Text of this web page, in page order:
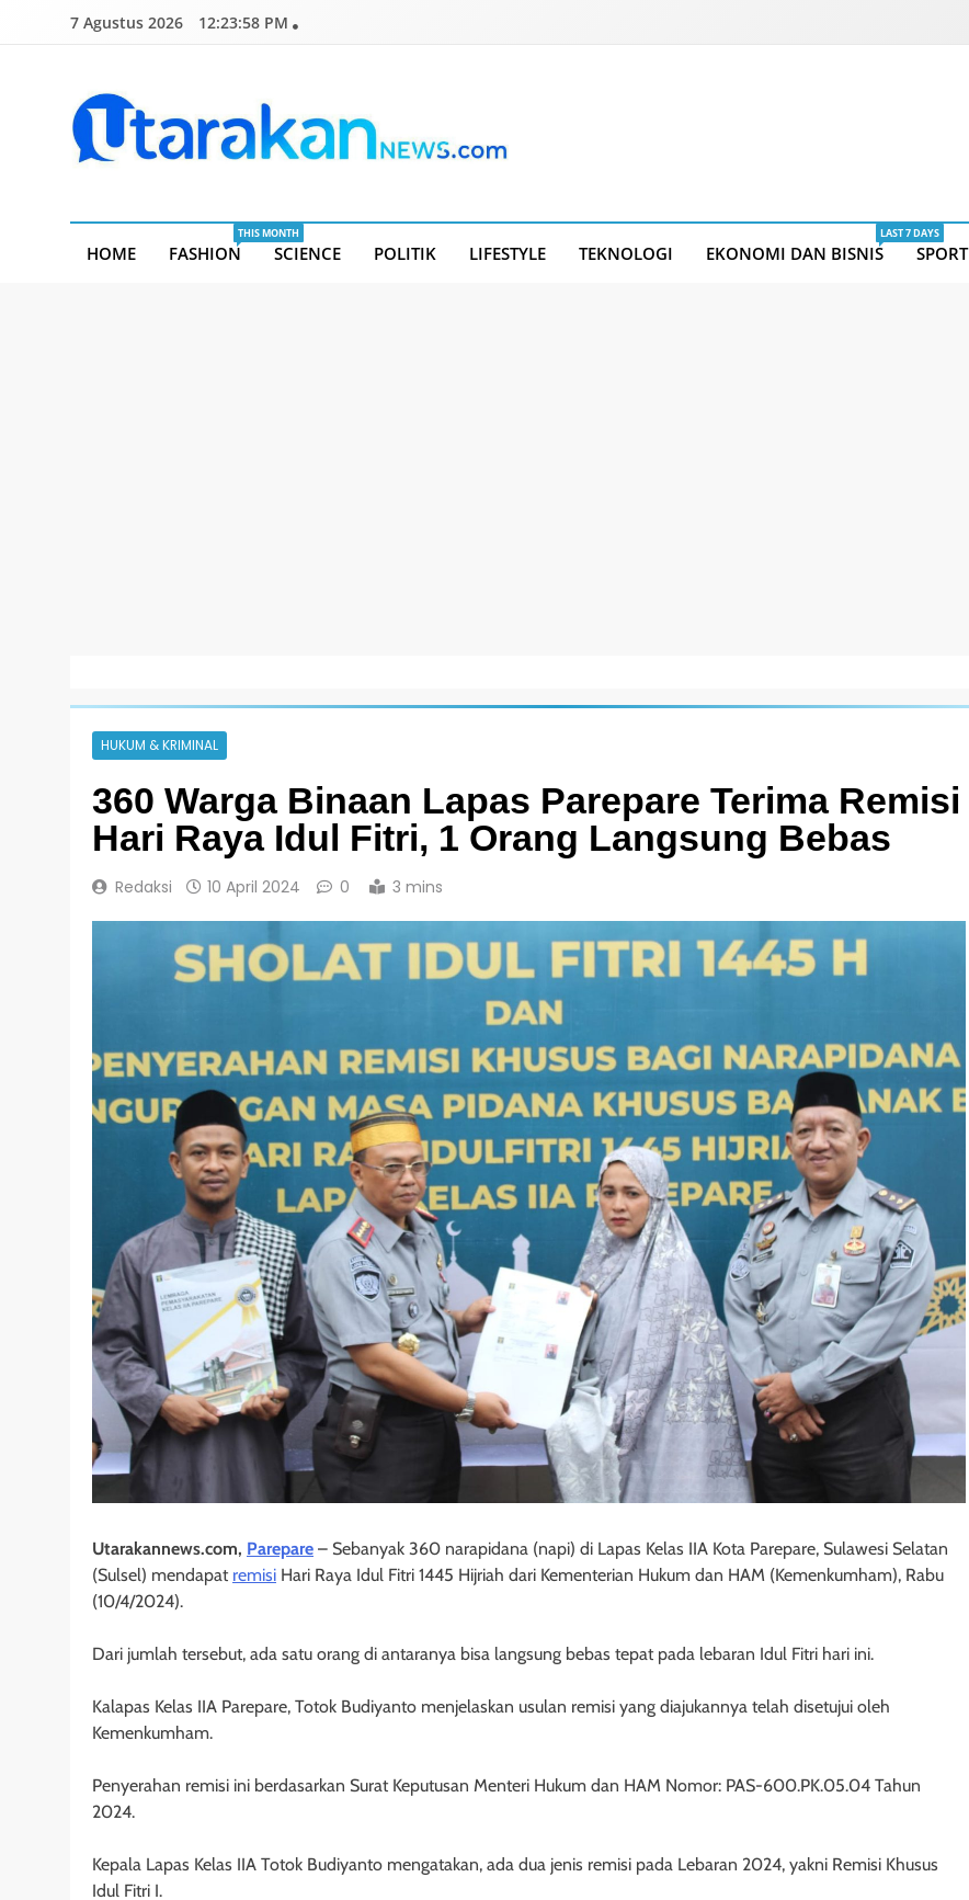
7 Agustus 2026 12:24:00 PM
HOME FASHION
THIS MONTH
SCIENCE POLITIK LIFESTYLE TEKNOLOGI EKONOMI DAN BISNIS
LAST 7 DAYS
SPORT
HUKUM & KRIMINAL
360 Warga Binaan Lapas Parepare Terima Remisi
Hari Raya Idul Fitri, 1 Orang Langsung Bebas
Redaksi 10 April 2024 0 3 mins
Utarakannews.com, Parepare – Sebanyak 360 narapidana (napi) di Lapas Kelas IIA Kota Parepare, Sulawesi Selatan
(Sulsel) mendapat remisi Hari Raya Idul Fitri 1445 Hijriah dari Kementerian Hukum dan HAM (Kemenkumham), Rabu
(10/4/2024).
Dari jumlah tersebut, ada satu orang di antaranya bisa langsung bebas tepat pada lebaran Idul Fitri hari ini.
Kalapas Kelas IIA Parepare, Totok Budiyanto menjelaskan usulan remisi yang diajukannya telah disetujui oleh
Kemenkumham.
Penyerahan remisi ini berdasarkan Surat Keputusan Menteri Hukum dan HAM Nomor: PAS-600.PK.05.04 Tahun
2024.
Kepala Lapas Kelas IIA Totok Budiyanto mengatakan, ada dua jenis remisi pada Lebaran 2024, yakni Remisi Khusus
Idul Fitri I.